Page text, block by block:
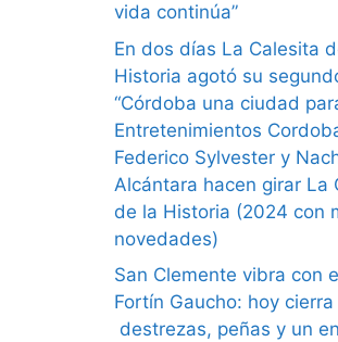
vida continúa”
En dos días La Calesita
Historia agotó su
“Córdoba una ciudad
Entretenimientos
Federico Sylvester y
Alcántara hacen girar La
de la Historia (2024 con
novedades)
San Clemente vibra con
Fortín Gaucho: hoy cierra
destrezas, peñas y un